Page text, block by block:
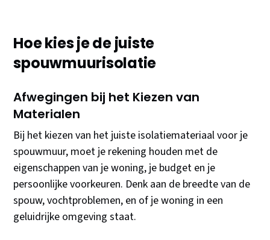
Hoe kies je de juiste
spouwmuurisolatie
Afwegingen bij het Kiezen van
Materialen
Bij het kiezen van het juiste isolatiemateriaal voor je
spouwmuur, moet je rekening houden met de
eigenschappen van je woning, je budget en je
persoonlijke voorkeuren. Denk aan de breedte van de
spouw, vochtproblemen, en of je woning in een
geluidrijke omgeving staat.